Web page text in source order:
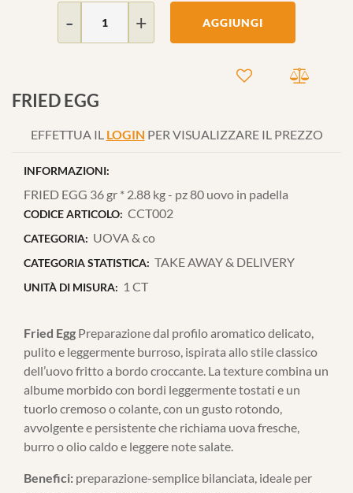
AGGIUNGI
FRIED EGG
EFFETTUA IL LOGIN PER VISUALIZZARE IL PREZZO
INFORMAZIONI:
FRIED EGG 36 gr * 2.88 kg - pz 80 uovo in padella
CODICE ARTICOLO: CCT002
CATEGORIA: UOVA & co
CATEGORIA STATISTICA: TAKE AWAY & DELIVERY
UNITÀ DI MISURA: 1 CT
Fried Egg Preparazione dal profilo aromatico delicato,
pulito e leggermente burroso, ispirata allo stile classico
dell’uovo fritto a bordo croccante. La texture combina un
albume morbido con bordi leggermente tostati e un
tuorlo cremoso o colante, con un gusto rotondo,
avvolgente e persistente che richiama uova fresche,
burro o olio caldo e leggere note salate.
Benefici: preparazione-semplice bilanciata, ideale per